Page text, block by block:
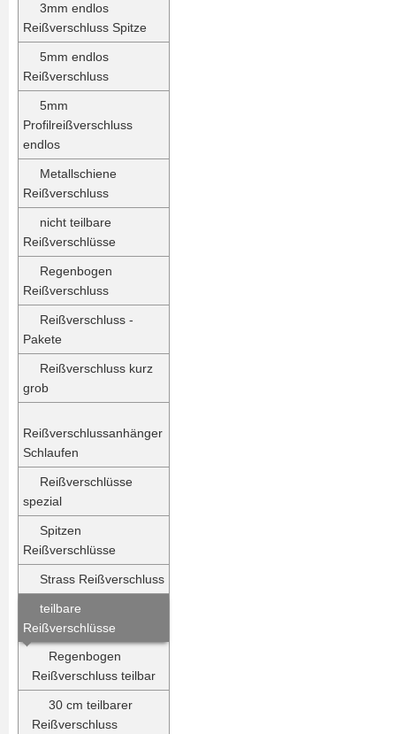
3mm endlos
Reißverschluss Spitze
5mm endlos
Reißverschluss
5mm
Profilreißverschluss
endlos
Metallschiene
Reißverschluss
nicht teilbare
Reißverschlüsse
Regenbogen
Reißverschluss
Reißverschluss -
Pakete
Reißverschluss kurz
grob
Reißverschlussanhänger
Schlaufen
Reißverschlüsse
spezial
Spitzen
Reißverschlüsse
Strass Reißverschluss
teilbare
Reißverschlüsse
Regenbogen
Reißverschluss teilbar
30 cm teilbarer
Reißverschluss